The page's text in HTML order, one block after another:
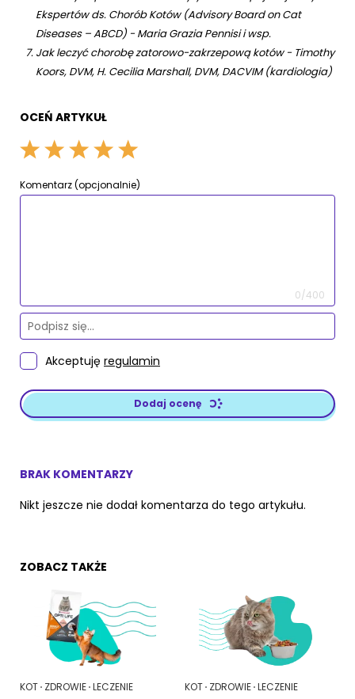
Ekspertów ds. Chorób Kotów (Advisory Board on Cat
Diseases – ABCD) - Maria Grazia Pennisi i wsp.
Jak leczyć chorobę zatorowo-zakrzepową kotów - Timothy
Koors, DVM, H. Cecilia Marshall, DVM, DACVIM (kardiologia)
OCEŃ ARTYKUŁ
Komentarz (opcjonalnie)
0/400
Akceptuję regulamin
Dodaj ocenę
BRAK KOMENTARZY
Nikt jeszcze nie dodał komentarza do tego artykułu.
ZOBACZ TAKŻE
KOT ZDROWIE LECZENIE KOT ZDROWIE LECZENIE